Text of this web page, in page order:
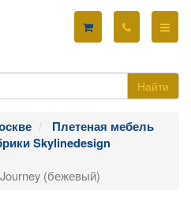
Найти
Плетеная мебель
Skylinedesign
(бежевый)